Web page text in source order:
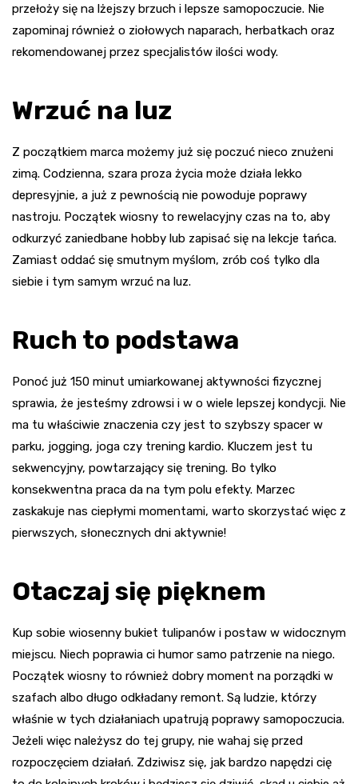
przełoży się na lżejszy brzuch i lepsze samopoczucie. Nie
zapominaj również o ziołowych naparach, herbatkach oraz
rekomendowanej przez specjalistów ilości wody.
Wrzuć na luz
Z początkiem marca możemy już się poczuć nieco znużeni
zimą. Codzienna, szara proza życia może działa lekko
depresyjnie, a już z pewnością nie powoduje poprawy
nastroju. Początek wiosny to rewelacyjny czas na to, aby
odkurzyć zaniedbane hobby lub zapisać się na lekcje tańca.
Zamiast oddać się smutnym myślom, zrób coś tylko dla
siebie i tym samym wrzuć na luz.
Ruch to podstawa
Ponoć już 150 minut umiarkowanej aktywności fizycznej
sprawia, że jesteśmy zdrowsi i w o wiele lepszej kondycji. Nie
ma tu właściwie znaczenia czy jest to szybszy spacer w
parku, jogging, joga czy trening kardio. Kluczem jest tu
sekwencyjny, powtarzający się trening. Bo tylko
konsekwentna praca da na tym polu efekty. Marzec
zaskakuje nas ciepłymi momentami, warto skorzystać więc z
pierwszych, słonecznych dni aktywnie!
Otaczaj się pięknem
Kup sobie wiosenny bukiet tulipanów i postaw w widocznym
miejscu. Niech poprawia ci humor samo patrzenie na niego.
Początek wiosny to również dobry moment na porządki w
szafach albo długo odkładany remont. Są ludzie, którzy
właśnie w tych działaniach upatrują poprawy samopoczucia.
Jeżeli więc należysz do tej grupy, nie wahaj się przed
rozpoczęciem działań. Zdziwisz się, jak bardzo napędzi cię